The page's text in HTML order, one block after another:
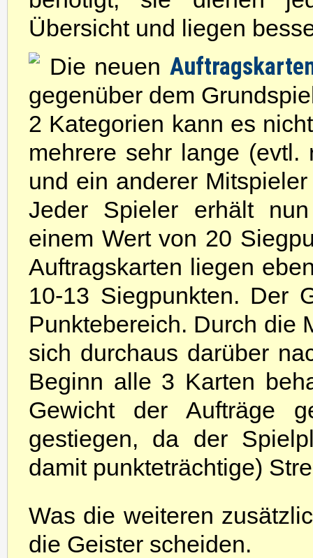
Übersicht und liegen
Die neuen
gegenüber dem
2 Kategorien kann es
mehrere sehr lange (evtl.
und ein anderer
Jeder Spieler erhält
einem Wert von 20
Auftragskarten liegen
10-13 Siegpunkten. Der
Punktebereich. Durch die
sich durchaus darüber
Beginn alle 3 Karten
Gewicht der Aufträge
gestiegen, da der
damit punkteträchtige)
Was die weiteren
die Geister scheiden.